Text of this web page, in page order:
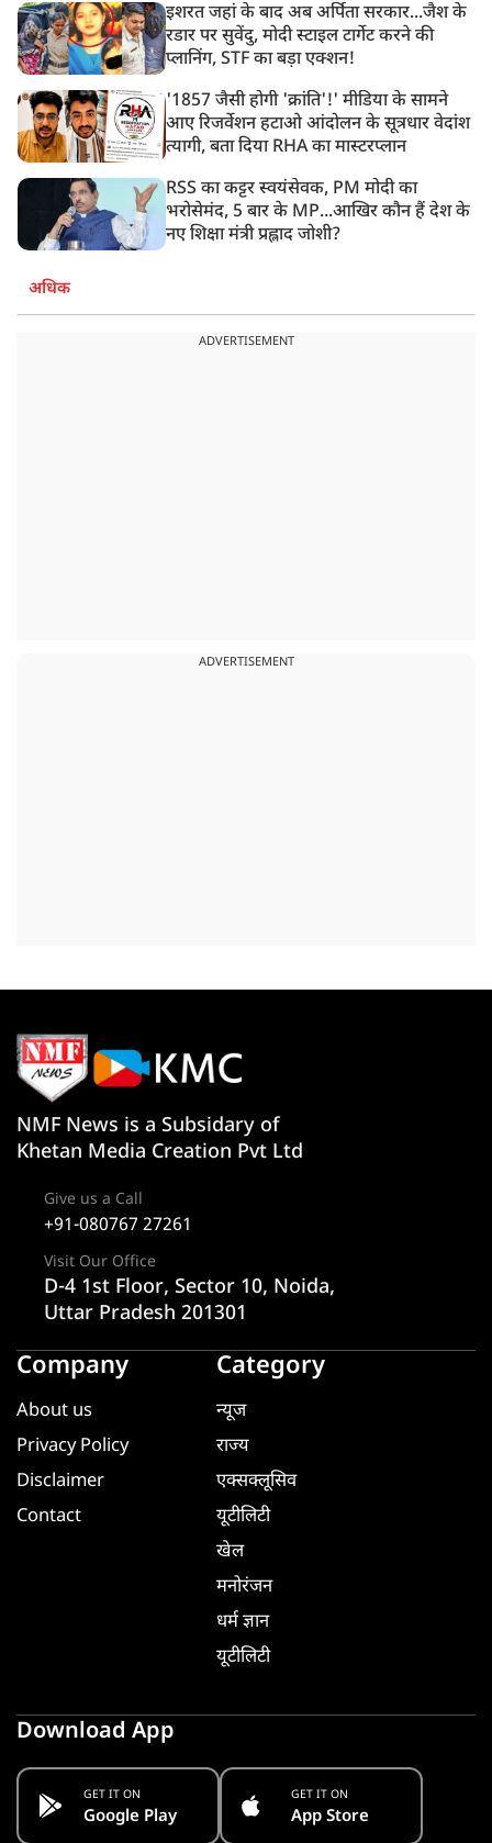
इशरत जहां के बाद अब अर्पिता सरकार...जैश के
रडार पर सुवेंदु, मोदी स्टाइल टार्गेट करने की
प्लानिंग, STF का बड़ा एक्शन!
'1857 जैसी होगी 'क्रांति'!' मीडिया के सामने
आए रिजर्वेशन हटाओ आंदोलन के सूत्रधार वेदांश
त्यागी, बता दिया RHA का मास्टरप्लान
RSS का कट्टर स्वयंसेवक, PM मोदी का
भरोसेमंद, 5 बार के MP...आखिर कौन हैं देश के
नए शिक्षा मंत्री प्रह्लाद जोशी?
अधिक
ADVERTISEMENT
ADVERTISEMENT
NMF News is a Subsidary of
Khetan Media Creation Pvt Ltd
Give us a Call
+91-080767 27261
Visit Our Office
D-4 1st Floor, Sector 10, Noida,
Uttar Pradesh 201301
Company
About us
Privacy Policy
Disclaimer
Contact
Category
न्यूज
राज्य
एक्सक्लूसिव
यूटीलिटी
खेल
मनोरंजन
धर्म ज्ञान
यूटीलिटी
Download App
GET IT ON
Google Play
GET IT ON
App Store